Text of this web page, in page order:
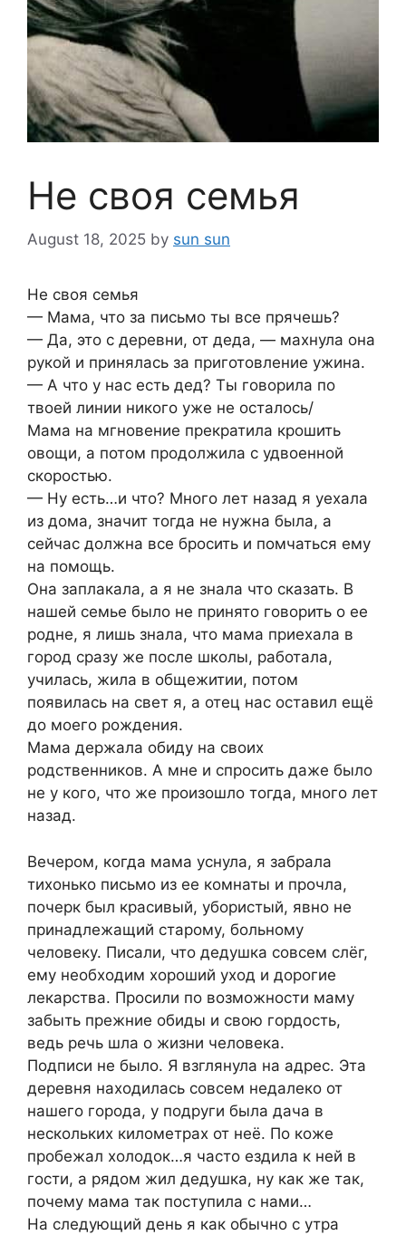
Не своя семья
August 18, 2025 by sun sun
Не своя семья
— Мама, что за письмо ты все прячешь?
— Да, это с деревни, от деда, — махнула она
рукой и принялась за приготовление ужина.
— А что у нас есть дед? Ты говорила по
твоей линии никого уже не осталось/
Мама на мгновение прекратила крошить
овощи, а потом продолжила с удвоенной
скоростью.
— Ну есть…и что? Много лет назад я уехала
из дома, значит тогда не нужна была, а
сейчас должна все бросить и помчаться ему
на помощь.
Она заплакала, а я не знала что сказать. В
нашей семье было не принято говорить о ее
родне, я лишь знала, что мама приехала в
город сразу же после школы, работала,
училась, жила в общежитии, потом
появилась на свет я, а отец нас оставил ещё
до моего рождения.
Мама держала обиду на своих
родственников. А мне и спросить даже было
не у кого, что же произошло тогда, много лет
назад.
Вечером, когда мама уснула, я забрала
тихонько письмо из ее комнаты и прочла,
почерк был красивый, убористый, явно не
принадлежащий старому, больному
человеку. Писали, что дедушка совсем слёг,
ему необходим хороший уход и дорогие
лекарства. Просили по возможности маму
забыть прежние обиды и свою гордость,
ведь речь шла о жизни человека.
Подписи не было. Я взглянула на адрес. Эта
деревня находилась совсем недалеко от
нашего города, у подруги была дача в
нескольких километрах от неё. По коже
пробежал холодок…я часто ездила к ней в
гости, а рядом жил дедушка, ну как же так,
почему мама так поступила с нами…
На следующий день я как обычно с утра